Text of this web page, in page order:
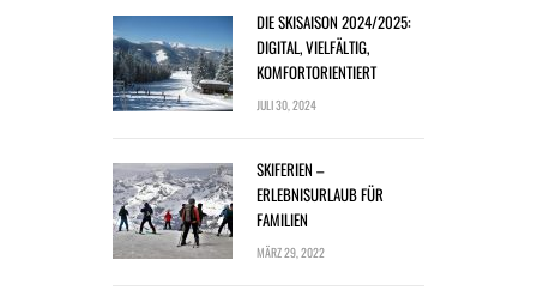
DIE SKISAISON 2024/2025:
DIGITAL, VIELFÄLTIG,
KOMFORTORIENTIERT
JULI 30, 2024
SKIFERIEN –
ERLEBNISURLAUB FÜR
FAMILIEN
MÄRZ 29, 2022